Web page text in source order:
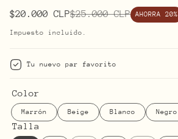
Precio
de
$20.000 CLP
Precio
habitual
$25.000 CLP AHORRA 20%
Impuesto incluido.
Tu nuevo par favorito
Color
Marrón Beige Blanco Negro
Talla